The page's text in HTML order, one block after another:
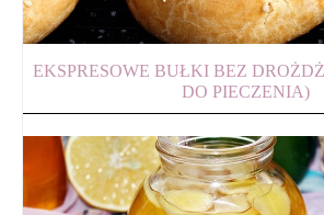
EKSPRESOWE BUŁKI BEZ
DO PIECZENIA)